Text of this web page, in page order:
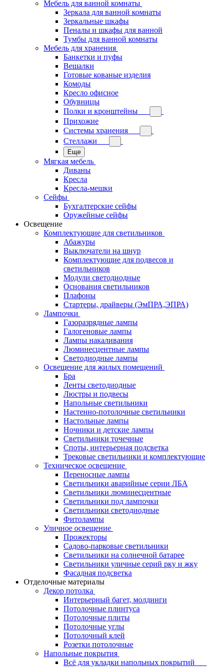
Мебель для ванной комнаты
Зеркала для ванной комнаты
Зеркальные шкафы
Пеналы и шкафы для ванной
Тумбы для ванной комнаты
Мебель для хранения
Банкетки и пуфы
Вешалки
Готовые кованые изделия
Комоды
Кресло офисное
Обувницы
Полки и кронштейны
Прихожие
Системы хранения
Стеллажи
Еще
Мягкая мебель
Диваны
Кресла
Кресла-мешки
Сейфы
Бухгалтерские сейфы
Оружейные сейфы
Освещение
Комплектующие для светильников
Абажуры
Выключатели на шнур
Комплектующие для подвесов и
светильников
Модули светодиодные
Основания светильников
Плафоны
Стартеры, драйверы (ЭмПРА,ЭПРА)
Лампочки
Газоразрядные лампы
Галогеновые лампы
Лампы накаливания
Люминесцентные лампы
Светодиодные лампы
Освещение для жилых помещений
Бра
Ленты светодиодные
Люстры и подвесы
Напольные светильники
Настенно-потолочные светильники
Настольные лампы
Ночники и детские лампы
Светильники точечные
Споты, интерьерная подсветка
Трековые светильники и комплектующие
Техническое освещение
Переносные лампы
Светильники аварийные серии ЛБА
Светильники люминесцентные
Светильники под лампочки
Светильники светодиодные
Фитолампы
Уличное освещение
Прожекторы
Садово-парковые светильники
Светильники на солнечной батарее
Светильники уличные серий рку и жку
Фасадная подсветка
Отделочные материалы
Декор потолка
Интерьерный багет, молдинги
Потолочные плинтуса
Потолочные плиты
Потолочные углы
Потолочный клей
Розетки потолочные
Напольные покрытия
Всё для укладки напольных покрытий